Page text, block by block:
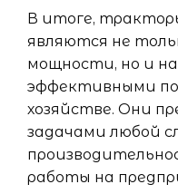
В итоге,
являются не
мощности, но и
эффективными
хозяйстве. Они
задачами любой
работы на